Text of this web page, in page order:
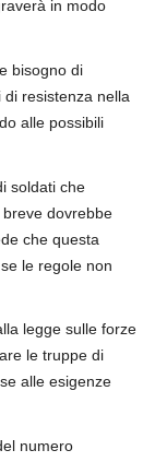
in modo
bisogno di
di resistenza nella
alle possibili
soldati che
dovrebbe
che questa
le regole non
legge sulle forze
le truppe di
alle esigenze
numero